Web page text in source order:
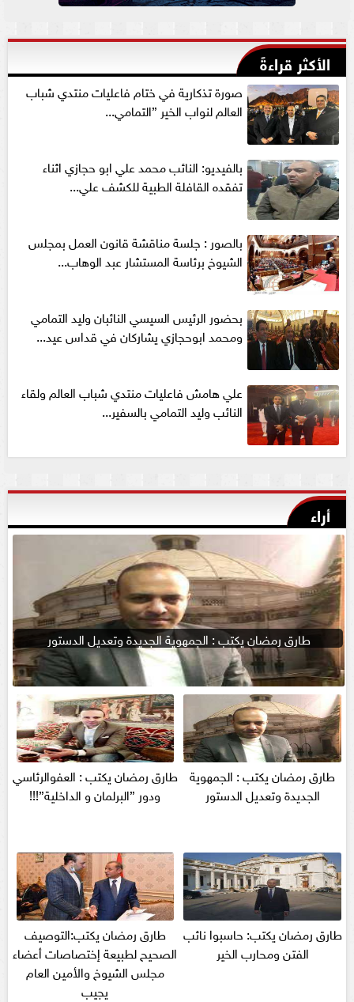
الأكثر قراءةً
صورة تذكارية في ختام فاعليات منتدي شباب
العالم لنواب الخير ”التمامي...
بالفيديو: النائب محمد علي ابو حجازي اثناء
تفقده القافلة الطبية للكشف علي...
بالصور : جلسة مناقشة قانون العمل بمجلس
الشيوخ برئاسة المستشار عبد الوهاب...
بحضور الرئيس السيسي النائبان وليد التمامي
ومحمد ابوحجازي يشاركان في قداس عيد...
علي هامش فاعليات منتدي شباب العالم ولقاء
النائب وليد التمامي بالسفير...
أراء
طارق رمضان يكتب : الجمهوية الجديدة وتعديل الدستور
طارق رمضان يكتب : الجمهوية
الجديدة وتعديل الدستور
طارق رمضان يكتب : العفوالرئاسي
ودور ”البرلمان و الداخلية”!!!
طارق رمضان يكتب: حاسبوا نائب
الفتن ومحارب الخير
طارق رمضان يكتب:التوصيف
الصحيح لطبيعة إختصاصات أعضاء
مجلس الشيوخ والأمين العام
يجيب